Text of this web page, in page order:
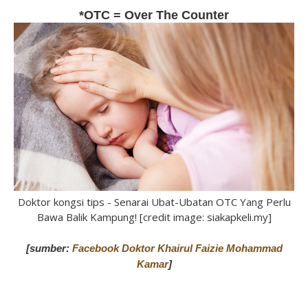
*OTC = Over The Counter
Doktor kongsi tips - Senarai Ubat-Ubatan OTC Yang Perlu
Bawa Balik Kampung! [credit image: siakapkeli.my]
[sumber: Facebook Doktor Khairul Faizie Mohammad
Kamar]